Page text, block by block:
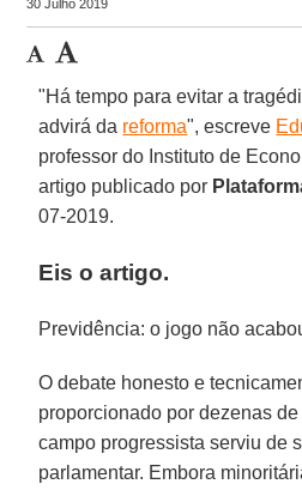
30 Julho 2019
"Há tempo para evitar a
advirá da reforma", escreve
professor do Instituto de
artigo publicado por
07-2019.
Eis o artigo.
Previdência: o jogo não
O debate honesto e
proporcionado por dezenas
campo progressista serviu de
parlamentar. Embora